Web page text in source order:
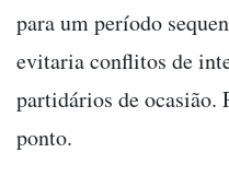
para um período
evitaria conflitos de
partidários de ocasião.
ponto.